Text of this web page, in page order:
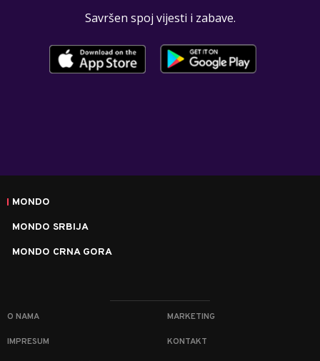
Savršen spoj vijesti i zabave.
MONDO
MONDO SRBIJA
MONDO CRNA GORA
O NAMA MARKETING
IMPRESUM KONTAKT